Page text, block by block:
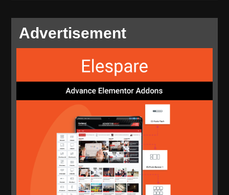
Advertisement